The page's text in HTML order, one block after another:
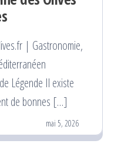
| Gastronomie,
Légende Il existe
de bonnes […]
mai 5, 2026